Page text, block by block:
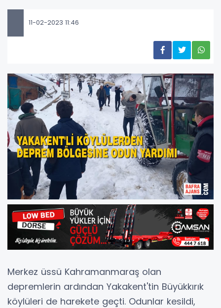
11-02-2023 11:46
Merkez üssü Kahramanmaraş olan
depremlerin ardından Yakakent'tin Büyükkırık
köylüleri de harekete geçti. Odunlar kesildi,